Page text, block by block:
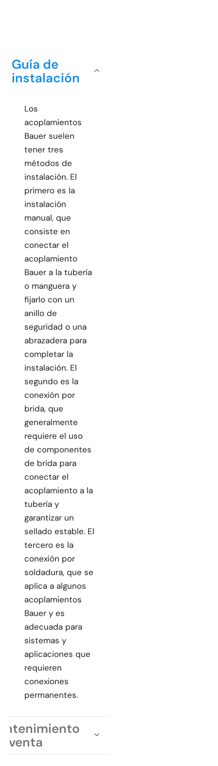
Guía de
instalación
Los
acoplamientos
Bauer suelen
tener tres
métodos de
instalación. El
primero es la
instalación
manual, que
consiste en
conectar el
acoplamiento
Bauer a la tubería
o manguera y
fijarlo con un
anillo de
seguridad o una
abrazadera para
completar la
instalación. El
segundo es la
conexión por
brida, que
generalmente
requiere el uso
de componentes
de brida para
conectar el
acoplamiento a la
tubería y
garantizar un
sellado estable. El
tercero es la
conexión por
soldadura, que se
aplica a algunos
acoplamientos
Bauer y es
adecuada para
sistemas y
aplicaciones que
requieren
conexiones
permanentes.